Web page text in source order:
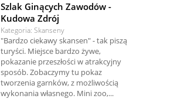
Szlak Ginących Zawodów -
Kudowa Zdrój
Kategoria: Skanseny
"Bardzo ciekawy skansen" - tak piszą
turyści. Miejsce bardzo żywe,
pokazanie przeszłości w atrakcyjny
sposób. Zobaczymy tu pokaz
tworzenia garnków, z możliwością
wykonania własnego. Mini zoo,...